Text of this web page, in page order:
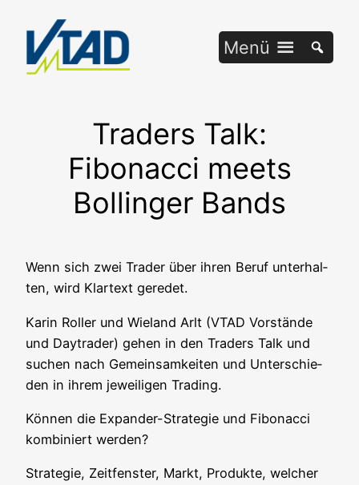
springen
Menü
Traders Talk:
Fibonacci meets
Bollinger Bands
Wenn sich zwei Trader über ihren Beruf unter­hal­
ten, wird Klar­text geredet.
Karin Rol­ler und Wie­land Arlt (VTAD Vor­stän­de
und Day­trader) gehen in den Trad­ers Talk und
suchen nach Gemein­sam­kei­ten und Unter­schie­
den in ihrem jewei­li­gen Trading.
Kön­nen die Expan­der-Stra­te­gie und Fibo­nac­ci
kom­bi­niert werden?
Stra­te­gie, Zeit­fens­ter, Markt, Pro­duk­te, wel­cher